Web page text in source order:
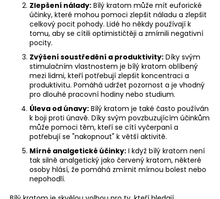
Zlepšení nálady: Bílý kratom může mít euforické
účinky, které mohou pomoci zlepšit náladu a zlepšit
celkový pocit pohody. Lidé ho někdy používají k
tomu, aby se cítili optimističtěji a zmírnili negativní
pocity.
Zvýšení soustředění a produktivity: Díky svým
stimulačním vlastnostem je bílý kratom oblíbený
mezi lidmi, kteří potřebují zlepšit koncentraci a
produktivitu. Pomáhá udržet pozornost a je vhodný
pro dlouhé pracovní hodiny nebo studium.
Úleva od únavy: Bílý kratom je také často používán
k boji proti únavě. Díky svým povzbuzujícím účinkům
může pomoci těm, kteří se cítí vyčerpaní a
potřebují se "nakopnout" k větší aktivitě.
Mírné analgetické účinky: I když bílý kratom není
tak silně analgetický jako červený kratom, některé
osoby hlásí, že pomáhá zmírnit mírnou bolest nebo
nepohodlí.